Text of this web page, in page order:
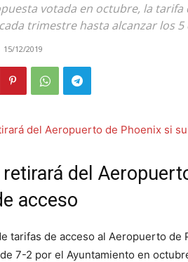
votada en octubre, la tarifa
trimestre hasta alcanzar los 5
15/12/2019
retirará del
acceso
tarifas de acceso al Aeropuerto
7-2 por el Ayuntamiento en